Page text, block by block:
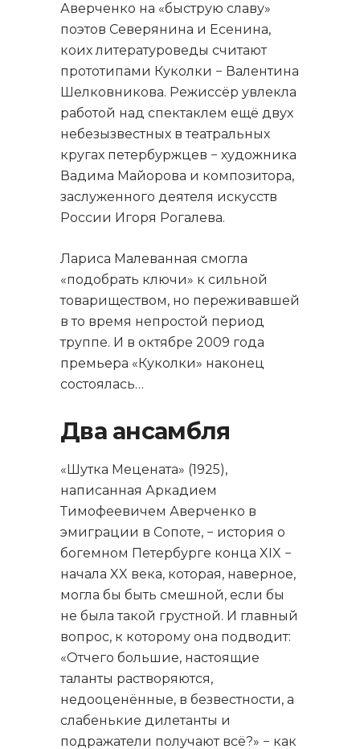
Аверченко на «быструю славу»
поэтов Северянина и Есенина,
коих литературоведы считают
прототипами Куколки − Валентина
Шелковникова. Режиссёр увлекла
работой над спектаклем ещё двух
небезызвестных в театральных
кругах петербуржцев − художника
Вадима Майорова и композитора,
заслуженного деятеля искусств
России Игоря Рогалева.
Лариса Малеванная смогла
«подобрать ключи» к сильной
товариществом, но переживавшей
в то время непростой период
труппе. И в октябре 2009 года
премьера «Куколки» наконец
состоялась…
Два ансамбля
«Шутка Мецената» (1925),
написанная Аркадием
Тимофеевичем Аверченко в
эмиграции в Сопоте, − история о
богемном Петербурге конца XIX −
начала XX века, которая, наверное,
могла бы быть смешной, если бы
не была такой грустной. И главный
вопрос, к которому она подводит:
«Отчего большие, настоящие
таланты растворяются,
недооценённые, в безвестности, а
слабенькие дилетанты и
подражатели получают всё?» − как